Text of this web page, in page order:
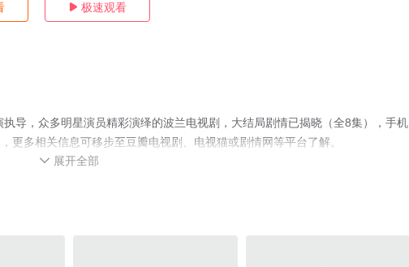
 极速观看
导，众多明星演员精彩演绎的波兰电视剧，大结局剧情已揭晓（全8集），手机
更多相关信息可移步至豆瓣电视剧、电视猫或剧情网等平台了解。
 展开全部